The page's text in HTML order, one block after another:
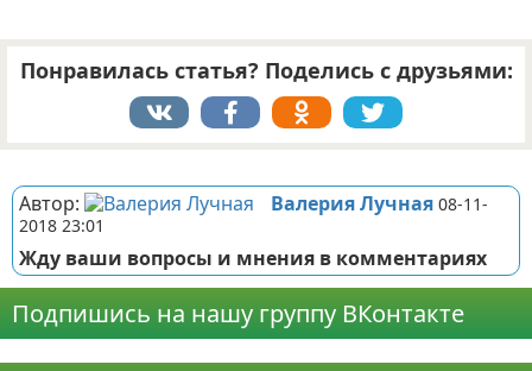
Понравилась статья? Поделись с друзьями:
Автор: Валерия Лучная 08-11-
2018 23:01
Жду ваши вопросы и мнения в комментариях
Подпишись на нашу группу ВКонтакте